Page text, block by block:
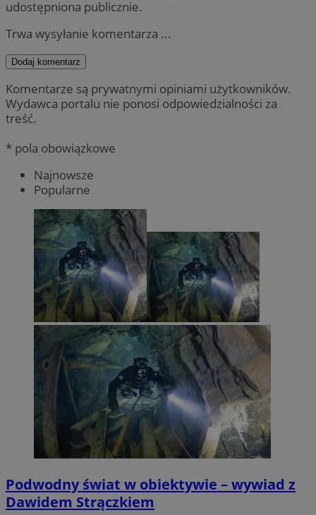
udostępniona publicznie.
Trwa wysyłanie komentarza ...
Dodaj komentarz
Komentarze są prywatnymi opiniami użytkowników.
Wydawca portalu nie ponosi odpowiedzialności za
treść.
* pola obowiązkowe
Najnowsze
Popularne
Podwodny świat w obiektywie – wywiad z
Dawidem Strączkiem